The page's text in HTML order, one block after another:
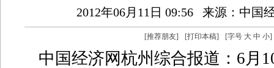
2012年06月11日 09:56 来源：中国
[推荐朋友] [打印本稿] [字号 大 中 小]
中国经济网杭州综合报道：6月